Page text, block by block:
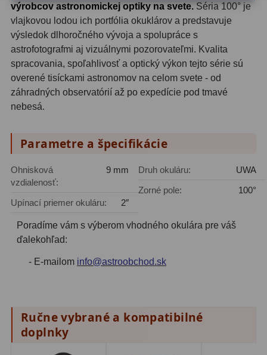
Kalibrace8
ADC, Tilting14
Rotátory34
Komponenty 78
Okulárové výtahy44
Adaptéry k okulárovým
výťahom8
Primárne zrkadlá9
Sekundárne zrkadlá6
Binokulárne286
Vodeodolné
Turistika a cestovanie
výrobcov astronomickej optiky na svete. Séria 100° je
vlajkovou lodou ich portfólia okuklárov a predstavuje
výsledok dlhoročného vývoja a spolupráce s
astrofotografmi aj vizuálnymi pozorovateľmi. Kvalita
spracovania, spoľahlivosť a optický výkon tejto série sú
overené tisíckami astronomov na celom svete - od
záhradných observatórií až po expedície pod tmavé
nebesá.
Parametre a špecifikácie
Ohnisková
vzdialenosť:
9 mm
Upínací priemer okuláru: 2″
Druh okuláru:
UWA
Zorné pole:
100°
Poradíme vám s výberom vhodného okulára pre váš
ďalekohľad:
- E-mailom info@astroobchod.sk
Ručne vybrané a kompatibilné
doplnky